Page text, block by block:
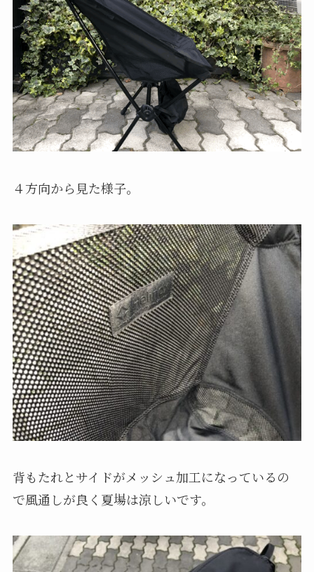
４方向から見た様子。
背もたれとサイドがメッシュ加工になっているの
で風通しが良く夏場は涼しいです。